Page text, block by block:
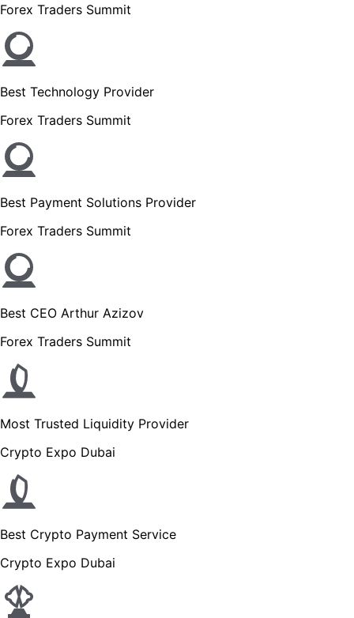
Forex Traders Summit
Best Technology Provider
Forex Traders Summit
Best Payment Solutions Provider
Forex Traders Summit
Best CEO Arthur Azizov
Forex Traders Summit
Most Trusted Liquidity Provider
Crypto Expo Dubai
Best Crypto Payment Service
Crypto Expo Dubai